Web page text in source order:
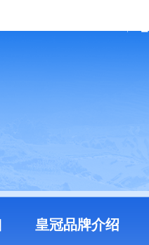
皇冠品牌介绍